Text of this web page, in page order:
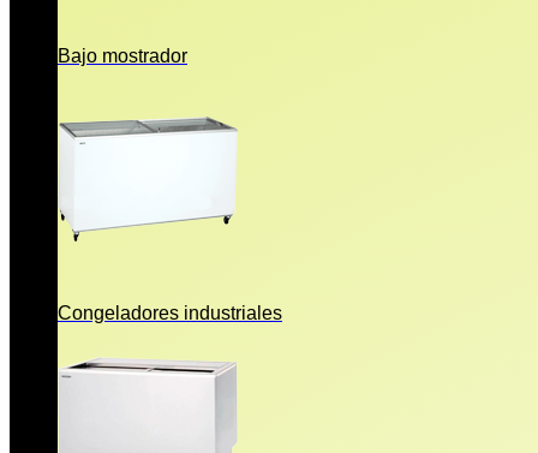
Bajo mostrador
Congeladores industriales